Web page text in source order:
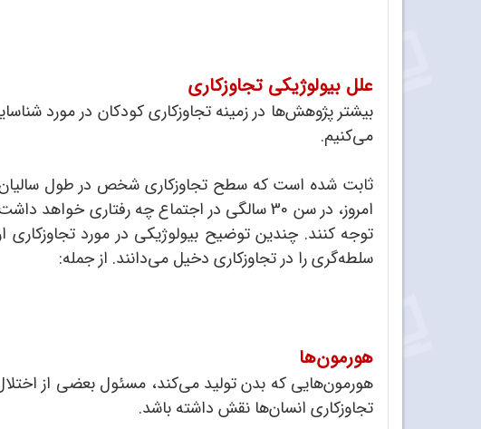
علل بیولوژیکی تجاوزکاری
بیشتر پژوهش‌ها در زمینه تجاوزکاری کودکان در مورد
می‌کنیم.
ثابت شده است که سطح تجاوزکاری شخص در طول سالیان
امروز، در سن 30 سالگی در اجتماع چه رفتاری
توجه کنند. چندین توضیح بیولوژیکی در مورد
سلطه‌گری را در تجاوزکاری دخیل می‌دانند. از جمله:
هورمون‌ها
هورمون‌هایی که بدن تولید می‌کند، مسئول بعضی از
تجاوزکاری انسان‌ها نقش داشته باشد.